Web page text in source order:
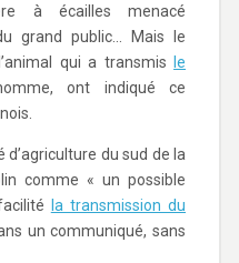
à écailles menacé
grand public… Mais le
qui a transmis
le
ont indiqué ce
d’agriculture du sud de la
comme « un possible
la transmission du
un communiqué, sans